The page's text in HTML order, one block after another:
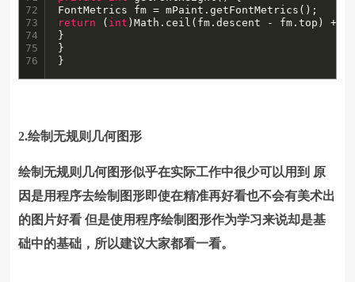
72
73
74
75
76
return ( int )Math.ceil(fm.descent - fm.top) +
}
}
}
2.绘制无规则几何图形
绘制无规则几何图形似乎在实际工作中很少可以用到 原
因是用程序去绘制图形即使在精准再好看也不会有美术出
的图片好看 但是使用程序绘制图形作为学习来说却是基
础中的基础，所以建议大家都看一看。